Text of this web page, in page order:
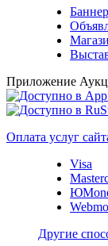
Приложение
Оплата услуг
Visa
Другие